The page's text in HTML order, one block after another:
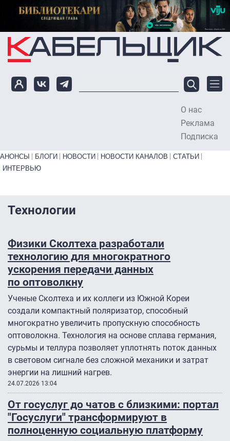
Перейти к основному содержанию
О нас
Реклама
Подписка
Primary links bottom
АНОНСЫ БЛОГИ НОВОСТИ НОВОСТИ КАНАЛОВ
СТАТЬИ
ИНТЕРВЬЮ
Технологии
Физики Сколтеха разработали
технологию для многократного
ускорения передачи данных
по оптоволкну
Ученые Сколтеха и их коллеги из Южной Кореи
создали компактный поляризатор, способный
многократно увеличить пропускную способность
оптоволокна. Технология на основе сплава германия,
сурьмы и теллура позволяет уплотнять поток данных
в световом сигнале без сложной механики и затрат
энергии на лишний нагрев.
24.07.2026 13:04
От госуслуг до чатов с близкими: портал
"Госуслуги" трансформируют в
полноценную социальную платформу